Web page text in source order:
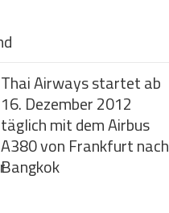
Thai Airways startet ab
16. Dezember 2012
täglich mit dem Airbus
A380 von Frankfurt nach
Bangkok